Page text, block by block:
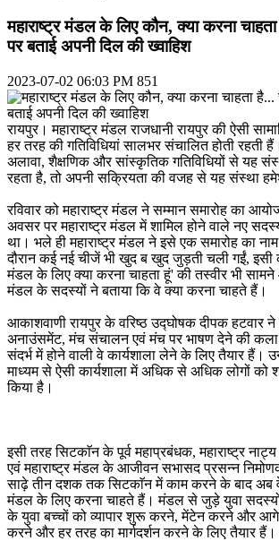
महाराष्ट्र मंडल के लिए कौन, क्या करना
पर बताई अपनी दिल की ख्वाहिश
2023-07-02 06:03 PM 851
रायपुर। महाराष्ट्र मंडल राजधानी रायपुर की ऐसी
हर तरह की गतिविधियां सालभर संचालित होती रहती
अलावा, शैक्षणिक और सांस्कृतिक गतिविधियों से यह
रहता है, तो अपनी सक्रियता की वजह से यह संस्था
रविवार को महाराष्ट्र मंडल ने सम्मान समारोह का
अवसर पर महाराष्ट्र मंडल में शामिल होने वाले नए
था। भले ही महाराष्ट्र मंडल ने इसे एक समारोह का
दौरान कई नई चीजें भी खुद ब खुद जुड़ती चली गईं, इसी
मंडल के लिए क्या करना चाहता हूं' की तस्वीर भी
मंडल के सदस्यों ने बताया कि वे क्या करना चाहते हैं।
आकाशवाणी रायपुर के वरिष्ठ उद्घोषक दीपक हटवार
अनाउंसमेंट, मंच संचालन एवं मंच पर भाषण देने की
संदर्भ में होने वाली वे कार्यशाला लेने के लिए तैयार हैं।
माध्यम से ऐसी कार्यशाला में अधिक से अधिक लोगों को
किया है।
इसी तरह सिटकाॅन के पूर्व महाप्रबंधक, महाराष्ट्र
एवं महाराष्ट्र मंडल के आजीवन सभासद प्रसन्न
साढ़े तीन दशक तक सिटकाॅन में काम करने के बाद अब वे
मंडल के लिए करना चाहते हैं। मंडल से जुड़े युवा
के युवा बच्चों को व्यापार शुरू करने, मेंटेन करने और आगे
करने और हर तरह का मार्गदर्शन करने के लिए तैयार हैं।